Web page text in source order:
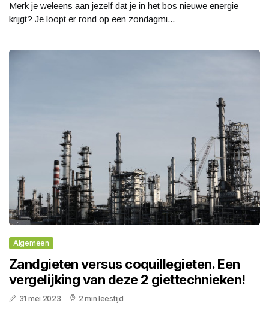
Merk je weleens aan jezelf dat je in het bos nieuwe energie
krijgt? Je loopt er rond op een zondagmi...
Algemeen
Zandgieten versus coquillegieten. Een
vergelijking van deze 2 giettechnieken!
31 mei 2023 2 min leestijd